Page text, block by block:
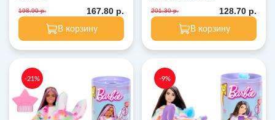
198.90 р. 167.80 р.
В корзину
201.30 р. 128.70 р.
В корзину
-21% -9%